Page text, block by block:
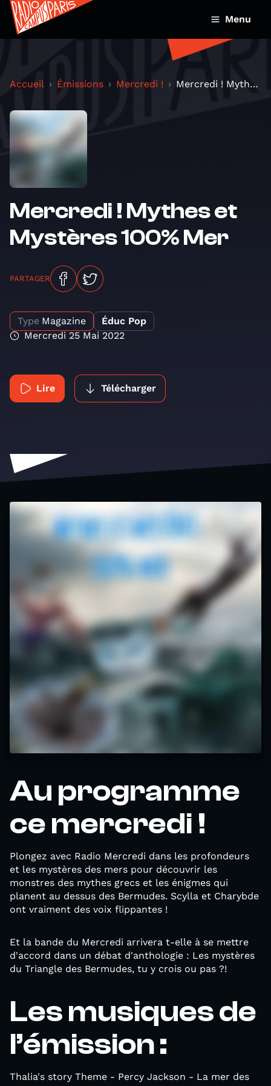
Menu
Accueil Émissions Mercredi ! Mercredi ! Mythes et Mystères 100% Mer
Mercredi ! Mythes et
Mystères 100% Mer
PARTAGER
Type Magazine
Éduc Pop
Mercredi 25 Mai 2022
Lire Télécharger
Au programme
ce mercredi !
Plongez avec Radio Mercredi dans les profondeurs
et les mystères des mers pour découvrir les
monstres des mythes grecs et les énigmes qui
planent au dessus des Bermudes. Scylla et Charybde
ont vraiment des voix flippantes !
Et la bande du Mercredi arrivera t-elle à se mettre
d'accord dans un débat d'anthologie : Les mystères
du Triangle des Bermudes, tu y crois ou pas ?!
Les musiques de
l’émission :
Thalia's story Theme - Percy Jackson - La mer des